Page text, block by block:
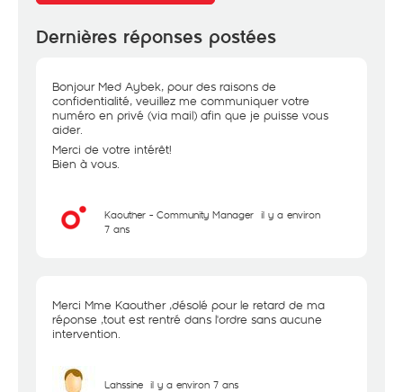
Dernières réponses postées
Bonjour Med Aybek, pour des raisons de
confidentialité, veuillez me communiquer votre
numéro en privé (via mail) afin que je puisse vous
aider.
Merci de votre intérêt!
Bien à vous.
Kaouther - Community Manager il y a environ
7 ans
Merci Mme Kaouther ,désolé pour le retard de ma
réponse ,tout est rentré dans l'ordre sans aucune
intervention.
Lahssine il y a environ 7 ans